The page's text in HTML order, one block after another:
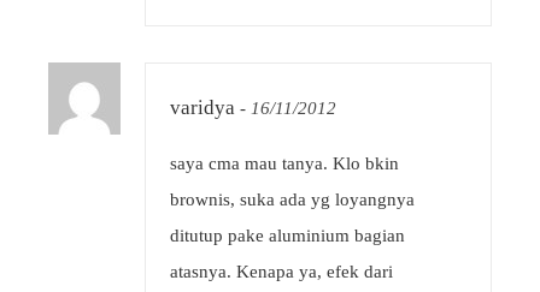
varidya - 16/11/2012
saya cma mau tanya. Klo bkin
brownis, suka ada yg loyangnya
ditutup pake aluminium bagian
atasnya. Kenapa ya, efek dari